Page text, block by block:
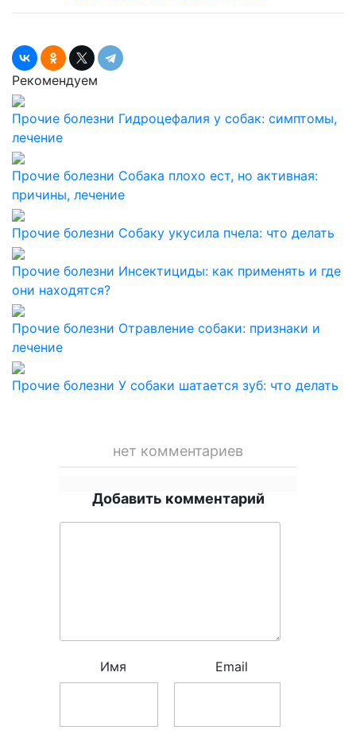
Рекомендуем
Прочие болезни Гидроцефалия у собак: симптомы,
лечение
Прочие болезни Собака плохо ест, но активная:
причины, лечение
Прочие болезни Собаку укусила пчела: что делать
Прочие болезни Инсектициды: как применять и где
они находятся?
Прочие болезни Отравление собаки: признаки и
лечение
Прочие болезни У собаки шатается зуб: что делать
нет комментариев
Добавить комментарий
Имя Email